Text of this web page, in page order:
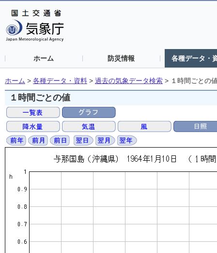
ホーム 防災情報 各種データ・
ホーム > 各種データ・資料 > 過去の気象データ検索 > １時間ごとの
１時間ごとの値